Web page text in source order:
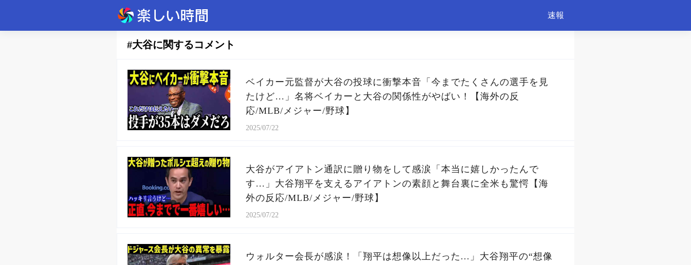
速報
#大谷に関するコメント
ベイカー元監督が大谷の投球に衝撃本音「今までたくさんの選手を見
たけど…」名将ベイカーと大谷の関係性がやばい！【海外の反
応/MLB/メジャー/野球】
2025/07/22
大谷がアイアトン通訳に贈り物をして感涙「本当に嬉しかったんで
す…」大谷翔平を支えるアイアトンの素顔と舞台裏に全米も驚愕【海
外の反応/MLB/メジャー/野球】
2025/07/22
ウォルター会長が感涙！「翔平は想像以上だった...」大谷翔平の“想像
速報
美味しいもの エンタメ